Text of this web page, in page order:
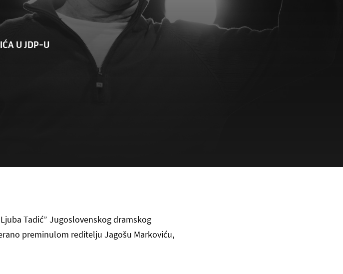
U JDP-U
Tadić” Jugoslovenskog dramskog
preminulom reditelju Jagošu Markoviću,